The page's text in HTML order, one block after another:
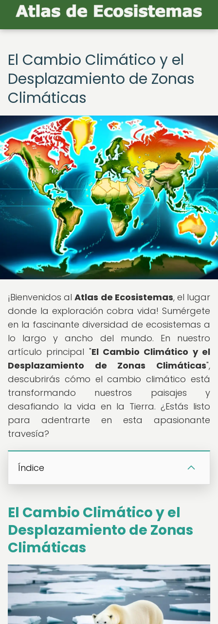
El Cambio Climático y el
Desplazamiento de Zonas
Climáticas
¡Bienvenidos alAtlas de Ecosistemas, el lugar
donde la exploración cobra vida! Sumérgete
en la fascinante diversidad de ecosistemas a
lo largo y ancho del mundo. En nuestro
artículo principal "El Cambio Climático y el
Desplazamiento de Zonas Climáticas",
descubrirás cómo el cambio climático está
transformando nuestros paisajes y
desafiando la vida en la Tierra. ¿Estás listo
para adentrarte en esta apasionante
travesía?
Índice
El Cambio Climático y el
Desplazamiento de Zonas
Climáticas